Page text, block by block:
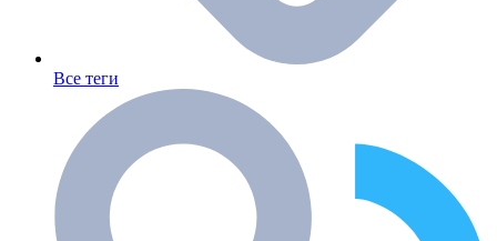
Все теги